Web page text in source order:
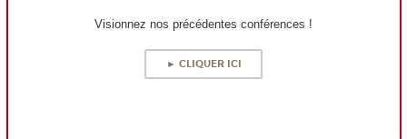
Visionnez nos précédentes conférences !
► CLIQUER ICI